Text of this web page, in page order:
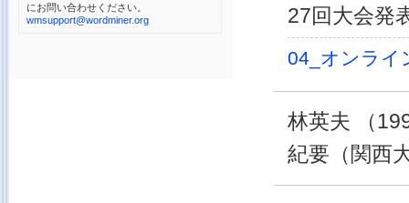
にお問い合わせください。
wmsupport@wordminer.org
27回大会発
04_オンライ
林英夫 （
紀要（関西